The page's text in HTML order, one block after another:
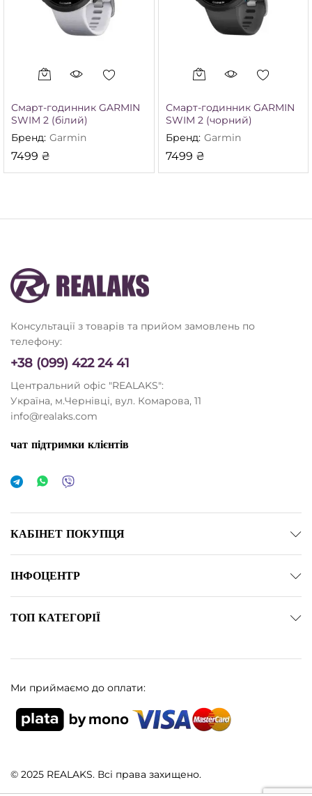
Смарт-годинник GARMIN
SWIM 2 (білий)
Бренд: Garmin
7499 ₴
Смарт-годинник GARMIN
SWIM 2 (чорний)
Бренд: Garmin
7499 ₴
Консультації з товарів та прийом замовлень по
телефону:
+38 (099) 422 24 41
Центральний офіс "REALAKS":
Україна, м.Чернівці, вул. Комарова, 11
info@realaks.com
чат підтримки клієнтів
КАБІНЕТ ПОКУПЦЯ
ІНФОЦЕНТР
ТОП КАТЕГОРІЇ
© 2025 REALAKS. Всі права захищено.
Ми приймаємо до оплати: